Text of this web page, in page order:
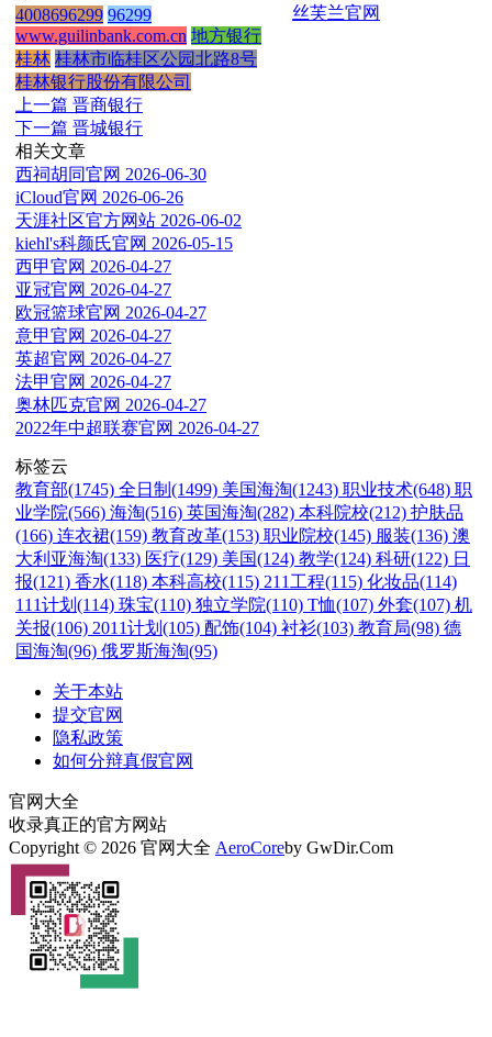
4008696299 96299
www.guilinbank.com.cn 地方银行
桂林 桂林市临桂区公园北路8号
桂林银行股份有限公司
上一篇 晋商银行
下一篇 晋城银行
相关文章
西祠胡同官网 2026-06-30
iCloud官网 2026-06-26
天涯社区官方网站 2026-06-02
kiehl's科颜氏官网 2026-05-15
西甲官网 2026-04-27
亚冠官网 2026-04-27
欧冠篮球官网 2026-04-27
意甲官网 2026-04-27
英超官网 2026-04-27
法甲官网 2026-04-27
奥林匹克官网 2026-04-27
2022年中超联赛官网 2026-04-27
丝芙兰官网
标签云
教育部(1745) 全日制(1499) 美国海淘(1243) 职业技术(648) 职
业学院(566) 海淘(516) 英国海淘(282) 本科院校(212) 护肤品
(166) 连衣裙(159) 教育改革(153) 职业院校(145) 服装(136) 澳
大利亚海淘(133) 医疗(129) 美国(124) 教学(124) 科研(122) 日
报(121) 香水(118) 本科高校(115) 211工程(115) 化妆品(114)
111计划(114) 珠宝(110) 独立学院(110) T恤(107) 外套(107) 机
关报(106) 2011计划(105) 配饰(104) 衬衫(103) 教育局(98) 德
国海淘(96) 俄罗斯海淘(95)
关于本站
提交官网
隐私政策
如何分辩真假官网
官网大全
收录真正的官方网站
Copyright © 2026 官网大全 AeroCoreby GwDir.Com